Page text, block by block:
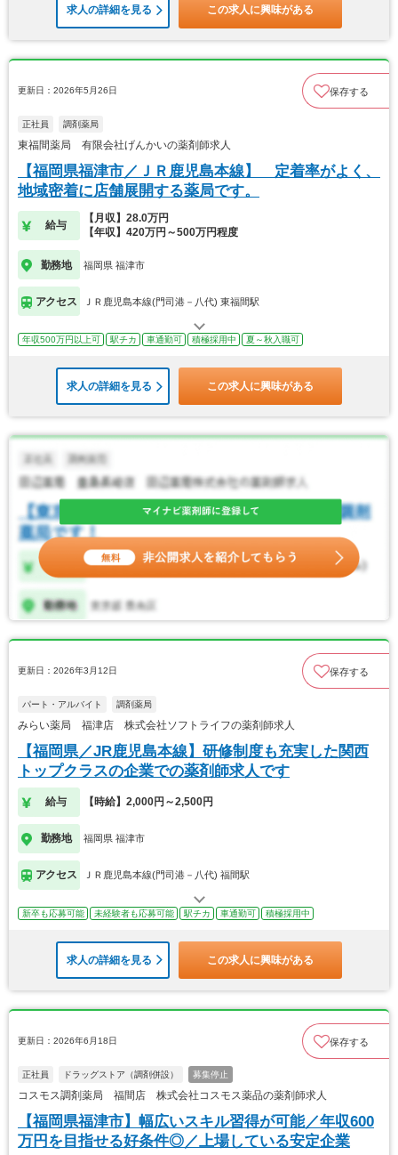
求人の詳細を見る この求人に興味がある
更新日：2026年5月26日 保存する
正社員 調剤薬局
東福間薬局 有限会社げんかいの薬剤師求人
【福岡県福津市／ＪＲ鹿児島本線】 定着率がよく、
地域密着に店舗展開する薬局です。
給与
【月収】28.0万円
【年収】420万円～500万円程度
勤務地 福岡県 福津市
アクセス ＪＲ鹿児島本線(門司港－八代) 東福間駅
年収500万円以上可 駅チカ 車通勤可 積極採用中 夏～秋入職可
求人の詳細を見る この求人に興味がある
更新日：2026年3月12日 保存する
パート・アルバイト 調剤薬局
みらい薬局 福津店 株式会社ソフトライフの薬剤師求人
【福岡県／JR鹿児島本線】研修制度も充実した関西
トップクラスの企業での薬剤師求人です
給与 【時給】2,000円～2,500円
勤務地 福岡県 福津市
アクセス ＪＲ鹿児島本線(門司港－八代) 福間駅
新卒も応募可能 未経験者も応募可能 駅チカ 車通勤可 積極採用中
求人の詳細を見る この求人に興味がある
更新日：2026年6月18日 保存する
正社員 ドラッグストア（調剤併設） 募集停止
コスモス調剤薬局 福間店 株式会社コスモス薬品の薬剤師求人
【福岡県福津市】幅広いスキル習得が可能／年収600
万円を目指せる好条件◎／上場している安定企業